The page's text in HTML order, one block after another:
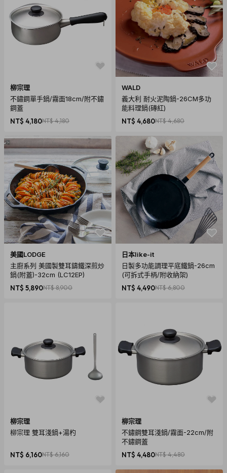
柳宗理
不鏽鋼單手鍋/霧面18cm/附不鏽
鋼蓋
NT$ 4,180NT$ 4,180
WALD
義大利 耐火泥陶鍋-26CM多功
能料理鍋(磚紅)
NT$ 4,680NT$ 4,680
美國LODGE
主廚系列 美國製雙耳鑄鐵深煎炒
鍋(附蓋)-32cm (LC12EP)
NT$ 5,890NT$ 8,900
日本like-it
日製多功能調理平底鐵鍋-26cm
(可拆式手柄/附收納架)
NT$ 4,490NT$ 6,800
柳宗理
柳宗理 雙耳淺鍋+湯杓
NT$ 6,160NT$ 6,160
柳宗理
不鏽鋼雙耳淺鍋/霧面-22cm/附
不鏽鋼蓋
NT$ 4,480NT$ 4,480